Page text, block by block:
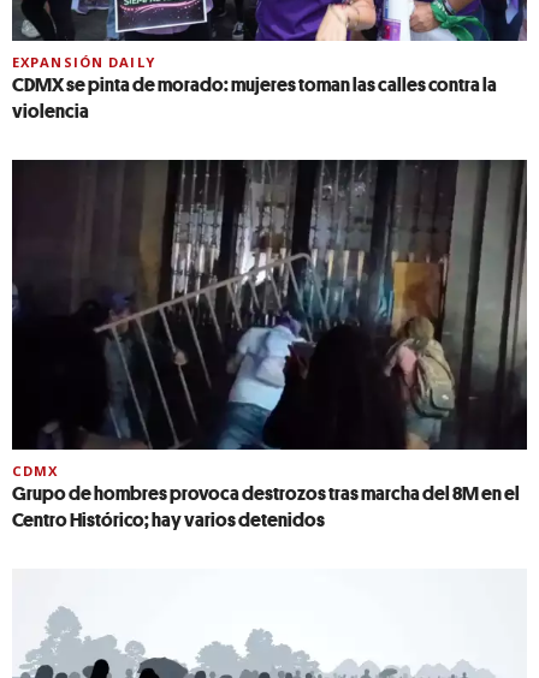
EXPANSIÓN DAILY
CDMX se pinta de morado: mujeres toman las calles contra la
violencia
CDMX
Grupo de hombres provoca destrozos tras marcha del 8M en el
Centro Histórico; hay varios detenidos